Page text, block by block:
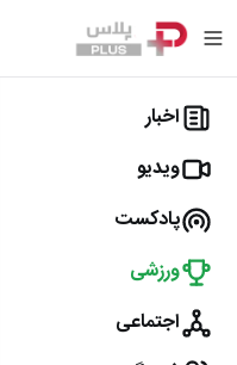
اخبار
ویدیو
پادکست
ورزشی
اجتماعی